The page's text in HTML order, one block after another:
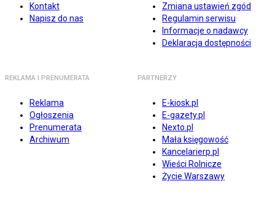
Kontakt
Napisz do nas
Zmiana ustawień zgód
Regulamin serwisu
Informacje o nadawcy
Deklaracja dostępności
REKLAMA I PRENUMERATA
Reklama
Ogłoszenia
Prenumerata
Archiwum
PARTNERZY
E-kiosk.pl
E-gazety.pl
Nexto.pl
Mała księgowość
Kancelarierp.pl
Wieści Rolnicze
Życie Warszawy